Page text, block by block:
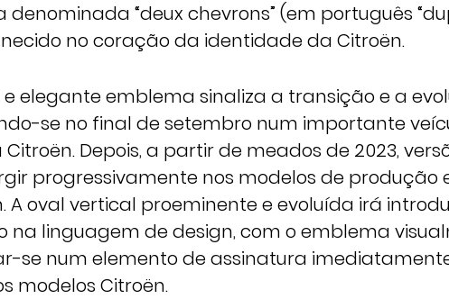
denominada “deux chevrons” (em português
no coração da identidade da Citroën.
e elegante emblema sinaliza a transição e a
se no final de setembro num importante
Depois, a partir de meados de 2023,
progressivamente nos modelos de produção
A oval vertical proeminente e evoluída irá
na linguagem de design, com o emblema
se num elemento de assinatura
modelos Citroën.